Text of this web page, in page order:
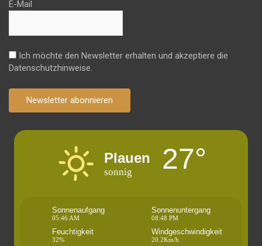
E-Mail
Ich möchte den Newsletter erhalten und akzeptiere die
Datenschutzhinweise.
Newsletter abonnieren
Plauen
sonnig 27°
Sonnenaufgang
05:46 AM
Sonnenuntergang
08:48 PM
Feuchtigkeit
32%
Windgeschwindigkeit
20.2Km/h